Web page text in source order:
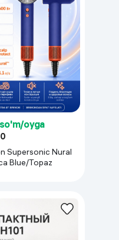
oyga
Supersonic Nural
Blue/Topaz